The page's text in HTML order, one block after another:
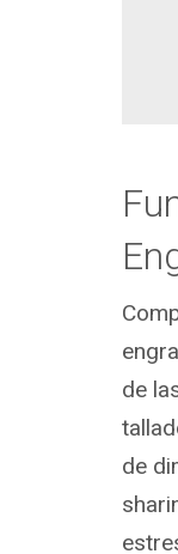
de
de